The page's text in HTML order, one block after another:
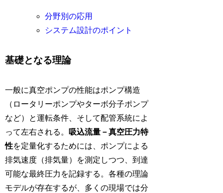
分野別の応用
システム設計のポイント
基礎となる理論
一般に真空ポンプの性能はポンプ構造
（ロータリーポンプやターボ分子ポンプ
など）と運転条件、そして配管系統によ
って左右される。
吸込流量－真空圧力特
性を定量化するためには、ポンプによる
排気速度（排気量）を測定しつつ、到達
可能な最終圧力を記録する。各種の理論
モデルが存在するが、多くの現場では分